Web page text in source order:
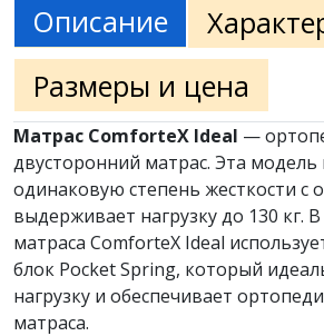
Описание
Размеры и цена
Матрас ComforteX Ideal —
двусторонний матрас. Эта модель
одинаковую степень жесткости с
выдерживает нагрузку до 130 кг.
матраса ComforteX Ideal
блок Pocket Spring, который
нагрузку и обеспечивает
матраса.